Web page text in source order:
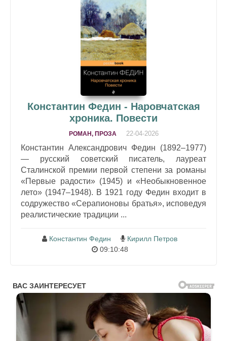
Константин Федин - Наровчатская
хроника. Повести
РОМАН, ПРОЗА 22-04-2026
Константин Александрович Федин (1892–1977)
— русский советский писатель, лауреат
Сталинской премии первой степени за романы
«Первые радости» (1945) и «Необыкновенное
лето» (1947–1948). В 1921 году Федин входит в
содружество «Серапионовы братья», исповедуя
реалистические традиции ...
Константин Федин
Кирилл Петров
09:10:48